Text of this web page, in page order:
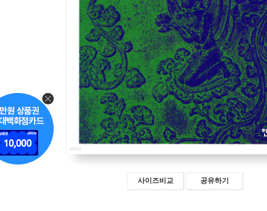
사이즈비교 공유하기